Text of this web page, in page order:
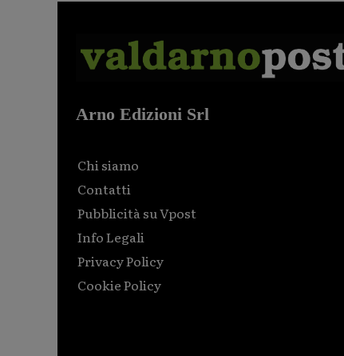
Arno Edizioni Srl
Chi siamo
Contatti
Pubblicità su Vpost
Info Legali
Privacy Policy
Cookie Policy